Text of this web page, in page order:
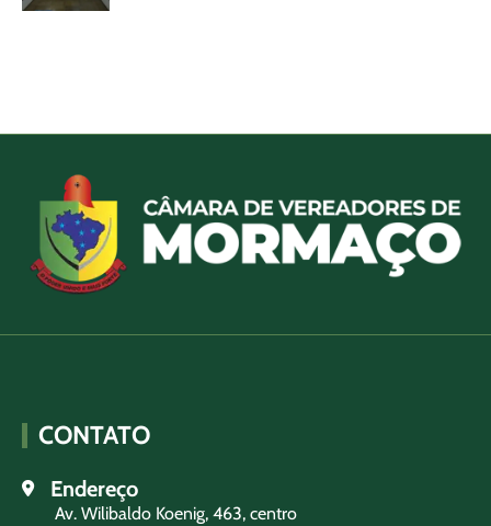
CONTATO
Endereço
Av. Wilibaldo Koenig, 463, centro